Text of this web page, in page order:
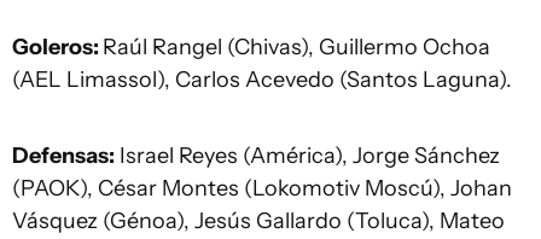
Goleros: Raúl Rangel (Chivas), Guillermo Ochoa
(AEL Limassol), Carlos Acevedo (Santos Laguna).
Defensas: Israel Reyes (América), Jorge Sánchez
(PAOK), César Montes (Lokomotiv Moscú), Johan
Vásquez (Génoa), Jesús Gallardo (Toluca), Mateo